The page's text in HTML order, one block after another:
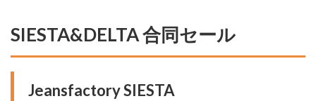
SIESTA&DELTA 合同セール
Jeansfactory SIESTA